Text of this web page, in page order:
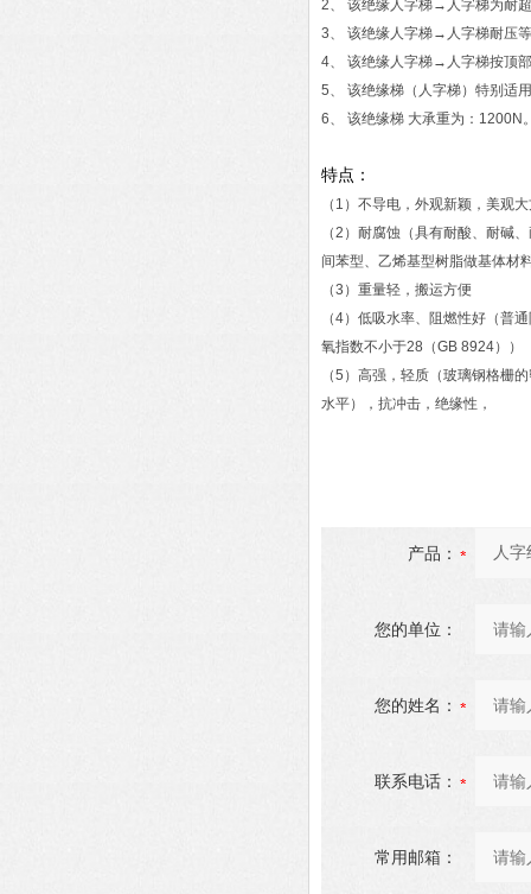
2、 该绝缘人字梯→人字梯为耐
3、 该绝缘人字梯→人字梯耐压
4、 该绝缘人字梯→人字梯按顶
5、 该绝缘梯（人字梯）特别适
6、 该绝缘梯 大承重为：1200N
特点：
（1）不导电，外观新颖，美观
（2）耐腐蚀（具有耐酸、耐碱
间苯型、乙烯基型树脂做基体材
（3）重量轻，搬运方便
（4）低吸水率、阻燃性好（普
氧指数不小于28（GB 8924））
（5）高强，轻质（玻璃钢格栅
水平），抗冲击，绝缘性，
产品：
您的单位：
您的姓名：
联系电话：
常用邮箱：